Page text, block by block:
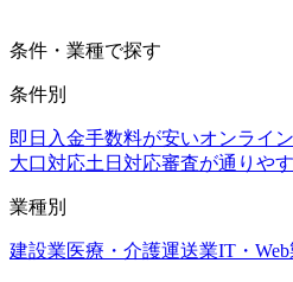
条件・業種で探す
条件別
即日入金手数料が安いオンライ
大口対応土日対応審査が通りや
業種別
建設業医療・介護運送業IT・Web